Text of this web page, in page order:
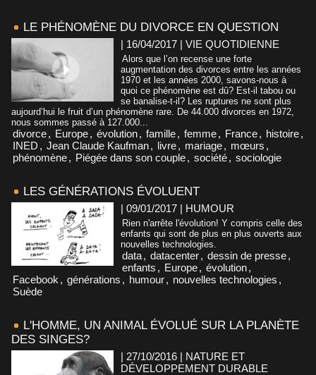
LE PHÉNOMÈNE DU DIVORCE EN QUESTION
| 16/04/2017 | VIE QUOTIDIENNE
Alors que l’on recense une forte
augmentation des divorces entre les années
1970 et les années 2000, savons-nous à
quoi ce phénomène est dû? Est-il tabou ou
se banalise-t-il? Les ruptures ne sont plus
aujourd’hui le fruit d’un phénomène rare. De 44.000 divorces en 1972,
nous sommes passé à 127.000...
divorce, Europe, évolution, famille, femme, France, histoire,
INED , Jean Claude Kaufman, livre, mariage, mœurs ,
phénomène, Piégée dans son couple, société, sociologie
LES GÉNÉRATIONS ÉVOLUENT
| 09/01/2017 | HUMOUR
Rien n'arrête l'évolution! Y compris celle des
enfants qui sont de plus en plus ouverts aux
nouvelles technologies.
data, datacenter, dessin de presse,
enfants , Europe, évolution,
Facebook , générations , humour, nouvelles technologies ,
Suède
L'HOMME, UN ANIMAL ÉVOLUÉ SUR LA PLANÈTE
DES SINGES?
| 27/10/2016 | NATURE ET
DÉVELOPPEMENT DURABLE